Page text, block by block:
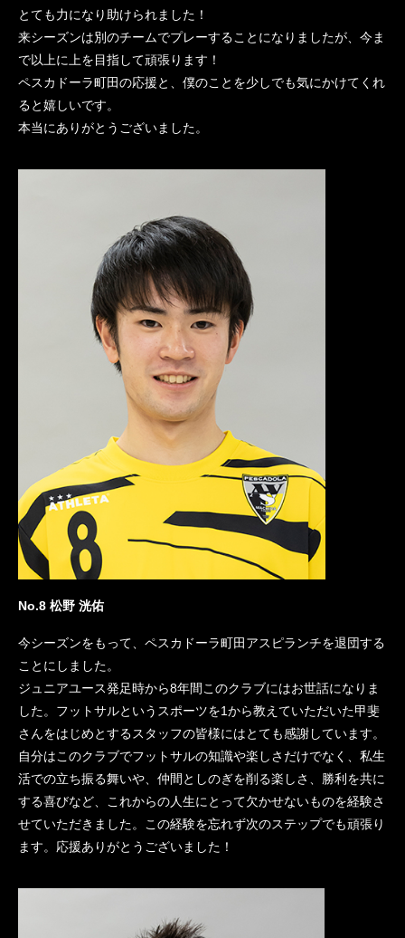
とても力になり助けられました！
来シーズンは別のチームでプレーすることになりましたが、今ま
で以上に上を目指して頑張ります！
ペスカドーラ町田の応援と、僕のことを少しでも気にかけてくれ
ると嬉しいです。
本当にありがとうございました。
No.8 松野 洸佑
今シーズンをもって、ペスカドーラ町田アスピランチを退団する
ことにしました。
ジュニアユース発足時から8年間このクラブにはお世話になりま
した。フットサルというスポーツを1から教えていただいた甲斐
さんをはじめとするスタッフの皆様にはとても感謝しています。
自分はこのクラブでフットサルの知識や楽しさだけでなく、私生
活での立ち振る舞いや、仲間としのぎを削る楽しさ、勝利を共に
する喜びなど、これからの人生にとって欠かせないものを経験さ
せていただきました。この経験を忘れず次のステップでも頑張り
ます。応援ありがとうございました！